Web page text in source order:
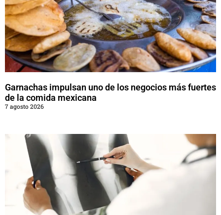
Garnachas impulsan uno de los negocios más fuertes
de la comida mexicana
7 agosto 2026